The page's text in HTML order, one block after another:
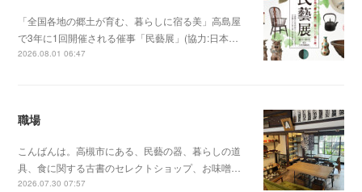
「全国各地の郷土が育む、暮らしに宿る美」高島屋
で3年に1回開催される催事「民藝展」(協力:日本…
2026.08.01 06:47
職場
こんばんは。高槻市にある、民藝の器、暮らしの道
具、食に関する古書のセレクトショップ、お味噌…
2026.07.30 07:57